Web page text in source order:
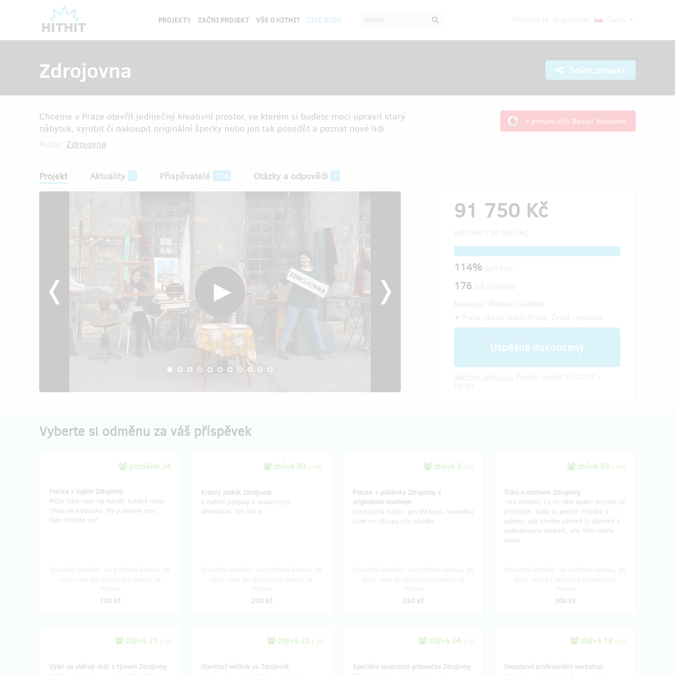
PROJEKTY ZAČNI PROJEKT VŠE O HITHIT LIVE BLOG
Zdrojovna Sdílet projekt
V pohybu díky Nadaci Vodafone
Chceme v Praze otevřít jedinečný kreativní prostor, ve kterém si budete moci opravit starý
nábytek, vyrobit či nakoupit originální šperky nebo jen tak posedět a poznat nové lidi.
Zdrojovna
Projekt Aktuality 2 Přispěvatelé 176 Otázky a odpovědi 7
91 750 Kč
114%
176
Úspěšně dokončený
Vyberte si odměnu za váš příspěvek
prodáno 34
Placka s logem Zdrojovny
Může Vám viset na bundě, kabátě nebo
třeba na klobouku. My ji nosíme moc
rádi! Přidáte se?
100 Kč
zbývá 90 z 100
Krásný plakát Zdrojovna
S našimi podpisy a soukromým
věnováním. Od srdce.
200 Kč
zbývá 3 z 50
Placka + plátěnka Zdrojovny s
originálním motivem
Limitovaná edice - jen 50 kusů, sousedka
bude na nákupu tiše závidět.
250 Kč
zbývá 63 z 100
Triko s motivem Zdrojovny
Jste zvědaví, co na něm bude? Nechte se
překvapit, bude to pecka! Připište k
adrese, zda chcete pánské či dámské a
požadovanou velikost, aby Vám dobře
padlo.
300 Kč
zbývá 21 z 30
Výlet na sběrný dvůr s týmem Zdrojovny
zbývá 22 z 30
Otevírací večírek ve Zdrojovně
zbývá 24 z 30
Speciální soukromá grilovačka Zdrojovny
zbývá 18 z 20
Dvoudenní profesionální workshop